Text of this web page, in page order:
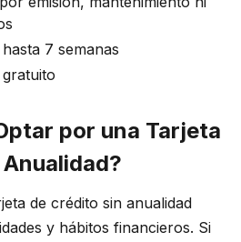
7 semanas
por una Tarjeta
de crédito sin anualidad
y hábitos financieros. Si